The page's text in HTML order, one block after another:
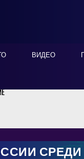
ВИДЕО